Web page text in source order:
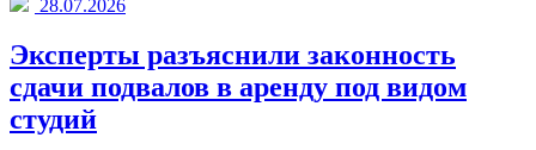
28.07.2026
Эксперты разъяснили законность
сдачи подвалов в аренду под видом
студий